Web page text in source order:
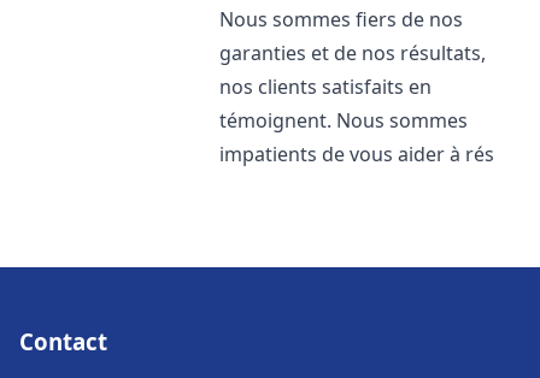
Nous sommes fiers de nos
garanties et de nos résultats,
nos clients satisfaits en
témoignent. Nous sommes
impatients de vous aider à rés
Contact